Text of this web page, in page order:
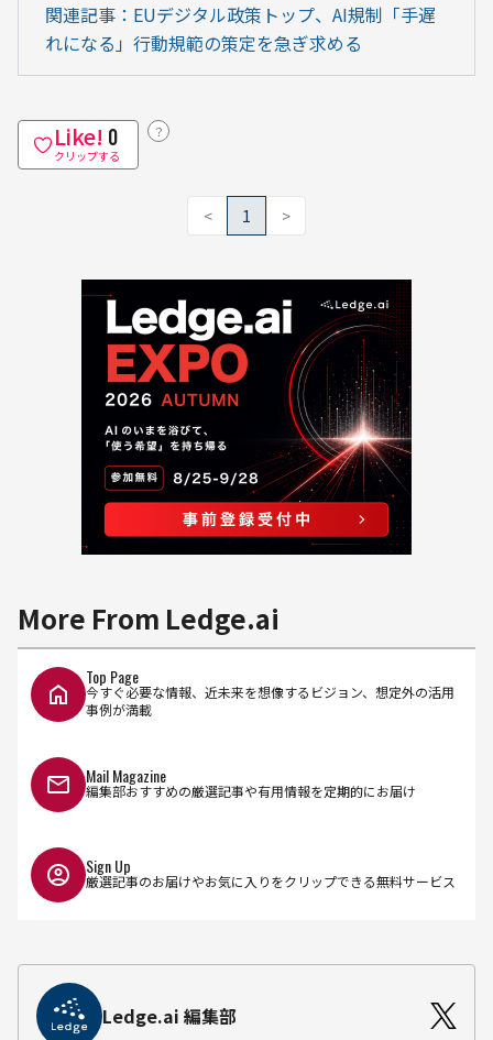
関連記事：EUデジタル政策トップ、AI規制「手遅
れになる」行動規範の策定を急ぎ求める
Like! 0
クリップする
？
< 1 >
More From Ledge.ai
Top Page
今すぐ必要な情報、近未来を想像するビジョン、想定外の活用
事例が満載
Mail Magazine
編集部おすすめの厳選記事や有用情報を定期的にお届け
Sign Up
厳選記事のお届けやお気に入りをクリップできる無料サービス
Ledge.ai 編集部